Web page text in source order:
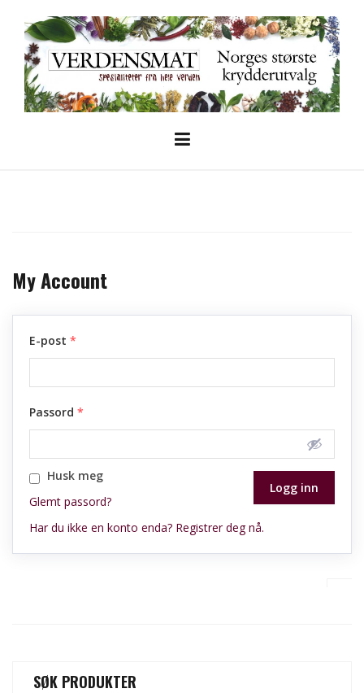
content
My Account
E-post *
Passord *
Husk meg
Glemt passord?
Har du ikke en konto enda? Registrer deg nå.
SØK PRODUKTER